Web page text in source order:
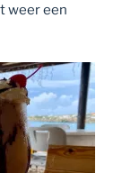
weer een